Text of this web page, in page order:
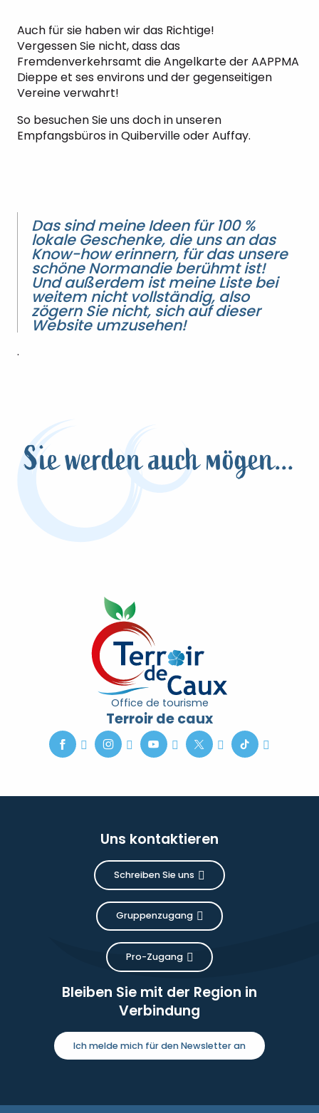
Auch für sie haben wir das Richtige!
Vergessen Sie nicht, dass das
Fremdenverkehrsamt die Angelkarte der AAPPMA
Dieppe et ses environs und der gegenseitigen
Vereine verwahrt!
So besuchen Sie uns doch in unseren
Empfangsbüros in Quiberville oder Auffay.
Das sind meine Ideen für 100 %
lokale Geschenke, die uns an das
Know-how erinnern, für das unsere
schöne Normandie berühmt ist!
Und außerdem ist meine Liste bei
weitem nicht vollständig, also
zögern Sie nicht, sich auf dieser
Website umzusehen!
.
Sie werden auch mögen...
Erleben Sie den Geist der Weihnacht
Office de tourisme
Terroir de caux
Uns kontaktieren
Schreiben Sie uns
Gruppenzugang
Pro-Zugang
Bleiben Sie mit der Region in
Verbindung
Ich melde mich für den Newsletter an